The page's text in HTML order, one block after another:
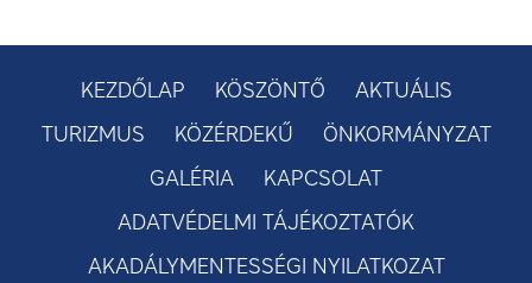
KEZDŐLAP KÖSZÖNTŐ
AKTUÁLIS
TURIZMUS
KÖZÉRDEKŰ
ÖNKORMÁNYZAT
GALÉRIA
KAPCSOLAT
ADATVÉDELMI TÁJÉKOZTATÓK
AKADÁLYMENTESSÉGI NYILATKOZAT